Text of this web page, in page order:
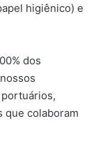
higiênico) e
dos
que colaboram